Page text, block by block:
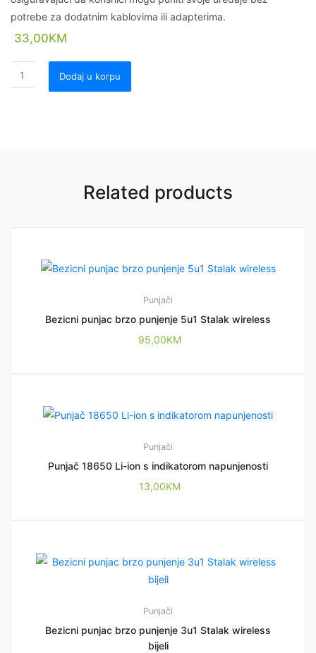
potrebe za dodatnim kablovima ili adapterima.
33,00KM
Dodaj u korpu
Related products
Punjači
Bezicni punjac brzo punjenje 5u1 Stalak wireless
95,00KM
Punjači
Punjač 18650 Li-ion s indikatorom napunjenosti
13,00KM
Punjači
Bezicni punjac brzo punjenje 3u1 Stalak wireless
bijeli